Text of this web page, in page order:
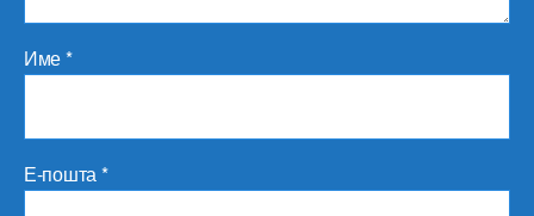
Име*
Е-пошта *